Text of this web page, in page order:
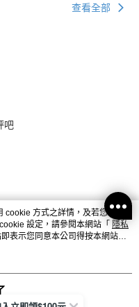
查看全部
吧
方式之詳情，及若您不希
設定，請參閱本網站「 隱私
表示您同意本公司得按本網站使